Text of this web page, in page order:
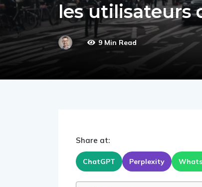
les utilisateurs
9 Min Read
Share at:
ChatGPT Perplexity